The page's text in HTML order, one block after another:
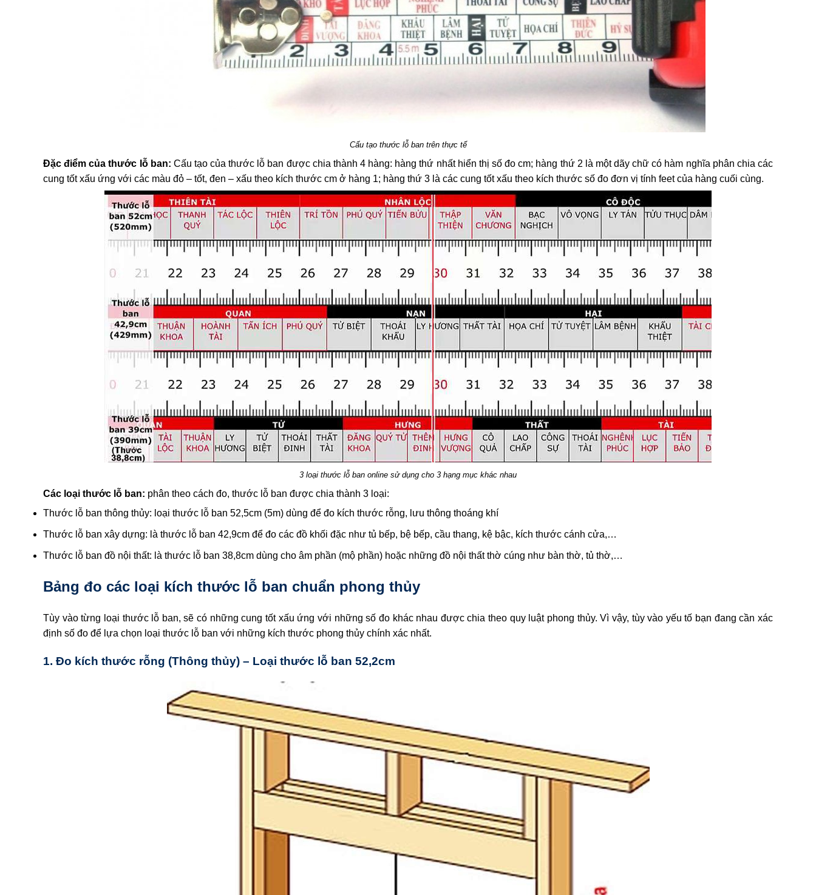
Cấu tạo thước lỗ ban trên thực tế
Đặc điểm của thước lỗ ban: Cấu tạo của thước lỗ ban được chia thành 4 hàng: hàng thứ nhất hiển thị số đo cm; hàng thứ 2 là một dãy chữ có hàm nghĩa phân chia các
cung tốt xấu ứng với các màu đỏ – tốt, đen – xấu theo kích thước cm ở hàng 1; hàng thứ 3 là các cung tốt xấu theo kích thước số đo đơn vị tính feet của hàng cuối cùng.
3 loại thước lỗ ban online sử dụng cho 3 hạng mục khác nhau
Các loại thước lỗ ban: phân theo cách đo, thước lỗ ban được chia thành 3 loại:
Thước lỗ ban thông thủy: loại thước lỗ ban 52,5cm (5m) dùng để đo kích thước rỗng, lưu thông thoáng khí
Thước lỗ ban xây dựng: là thước lỗ ban 42,9cm để đo các đồ khối đặc như tủ bếp, bệ bếp, cầu thang, kệ bậc, kích thước cánh cửa,…
Thước lỗ ban đồ nội thất: là thước lỗ ban 38,8cm dùng cho âm phần (mộ phần) hoặc những đồ nội thất thờ cúng như bàn thờ, tủ thờ,…
Bảng đo các loại kích thước lỗ ban chuẩn phong thủy
Tùy vào từng loại thước lỗ ban, sẽ có những cung tốt xấu ứng với những số đo khác nhau được chia theo quy luật phong thủy. Vì vậy, tùy vào yếu tố bạn đang cần xác
định số đo để lựa chọn loại thước lỗ ban với những kích thước phong thủy chính xác nhất.
1. Đo kích thước rỗng (Thông thủy) – Loại thước lỗ ban 52,2cm